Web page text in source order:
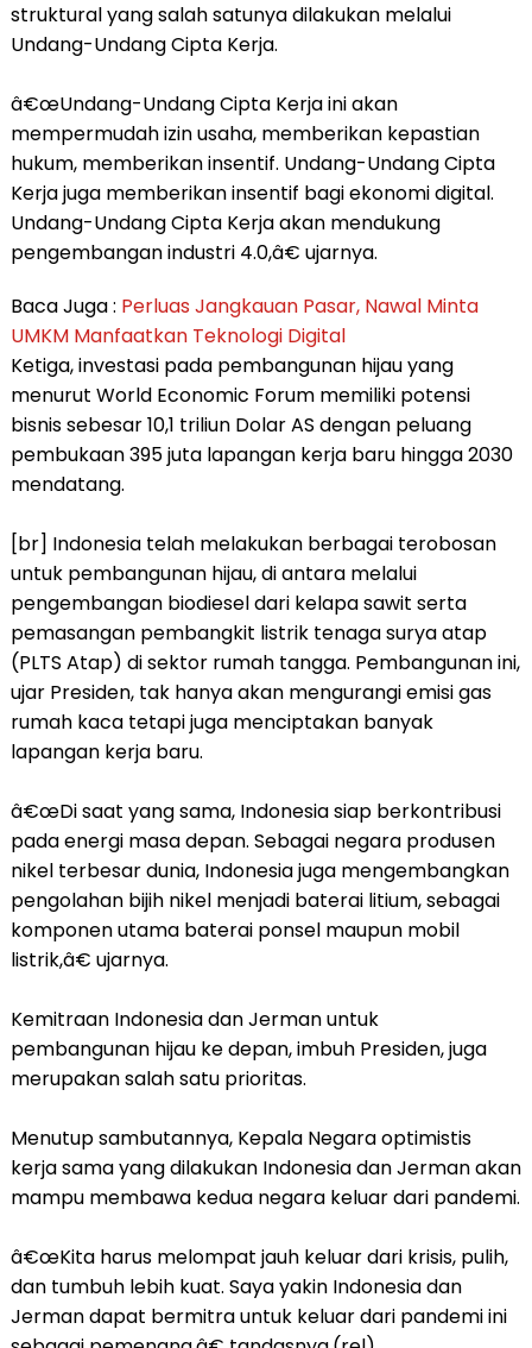
struktural yang salah satunya dilakukan melalui
Undang-Undang Cipta Kerja.
â€œUndang-Undang Cipta Kerja ini akan
mempermudah izin usaha, memberikan kepastian
hukum, memberikan insentif. Undang-Undang Cipta
Kerja juga memberikan insentif bagi ekonomi digital.
Undang-Undang Cipta Kerja akan mendukung
pengembangan industri 4.0,â€ ujarnya.
Baca Juga : Perluas Jangkauan Pasar, Nawal Minta
UMKM Manfaatkan Teknologi Digital
Ketiga, investasi pada pembangunan hijau yang
menurut World Economic Forum memiliki potensi
bisnis sebesar 10,1 triliun Dolar AS dengan peluang
pembukaan 395 juta lapangan kerja baru hingga 2030
mendatang.
[br] Indonesia telah melakukan berbagai terobosan
untuk pembangunan hijau, di antara melalui
pengembangan biodiesel dari kelapa sawit serta
pemasangan pembangkit listrik tenaga surya atap
(PLTS Atap) di sektor rumah tangga. Pembangunan ini,
ujar Presiden, tak hanya akan mengurangi emisi gas
rumah kaca tetapi juga menciptakan banyak
lapangan kerja baru.
â€œDi saat yang sama, Indonesia siap berkontribusi
pada energi masa depan. Sebagai negara produsen
nikel terbesar dunia, Indonesia juga mengembangkan
pengolahan bijih nikel menjadi baterai litium, sebagai
komponen utama baterai ponsel maupun mobil
listrik,â€ ujarnya.
Kemitraan Indonesia dan Jerman untuk
pembangunan hijau ke depan, imbuh Presiden, juga
merupakan salah satu prioritas.
Menutup sambutannya, Kepala Negara optimistis
kerja sama yang dilakukan Indonesia dan Jerman akan
mampu membawa kedua negara keluar dari pandemi.
â€œKita harus melompat jauh keluar dari krisis, pulih,
dan tumbuh lebih kuat. Saya yakin Indonesia dan
Jerman dapat bermitra untuk keluar dari pandemi ini